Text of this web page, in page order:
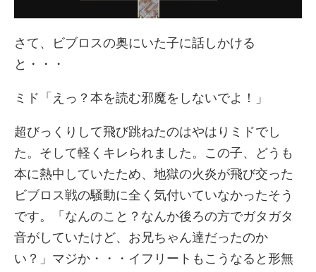
さて、ビブロスの奥にいた子に話しかける
と・・・
ミド「えっ？本を読む邪魔をしないでよ！」
超びっくりして飛び跳ねたのはやはりミドでし
た。そして軽くキレられました。この子、どうも
本に熱中していたため、地獄の火炎が飛び交った
ビブロス戦の騒動に全く気付いていなかったそう
です。「なんのこと？なんか後ろの方でガタガタ
音がしていたけど、お兄ちゃん達だったのか
い？」マジか・・・イフリートもこうなると形無